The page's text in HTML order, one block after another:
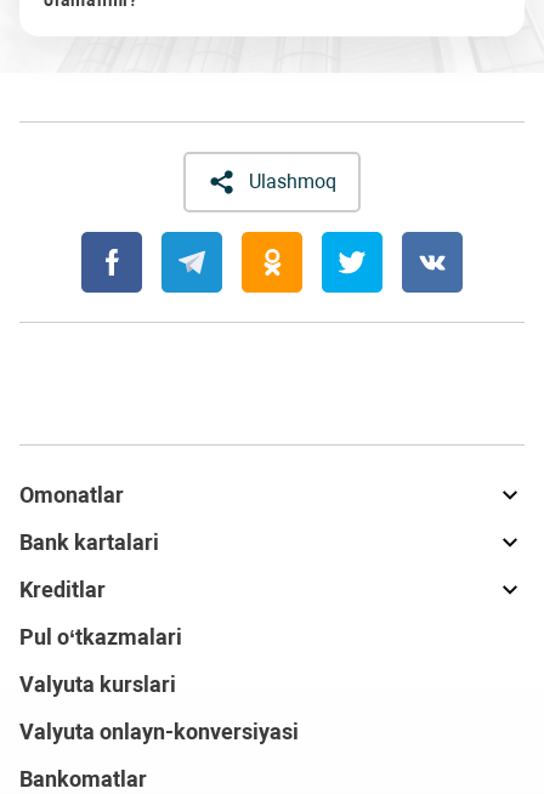
Ulashmoq
Omonatlar
Bank kartalari
Kreditlar
Pul o‘tkazmalari
Valyuta kurslari
Valyuta onlayn-konversiyasi
Bankomatlar